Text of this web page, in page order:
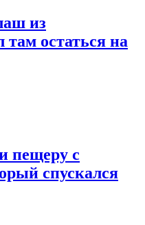
из
остаться на
пещеру с
спускался